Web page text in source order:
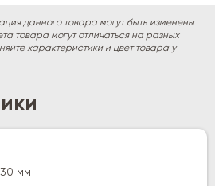
данного товара могут быть изменены
товара могут отличаться на разных
характеристики и цвет товара у
мм